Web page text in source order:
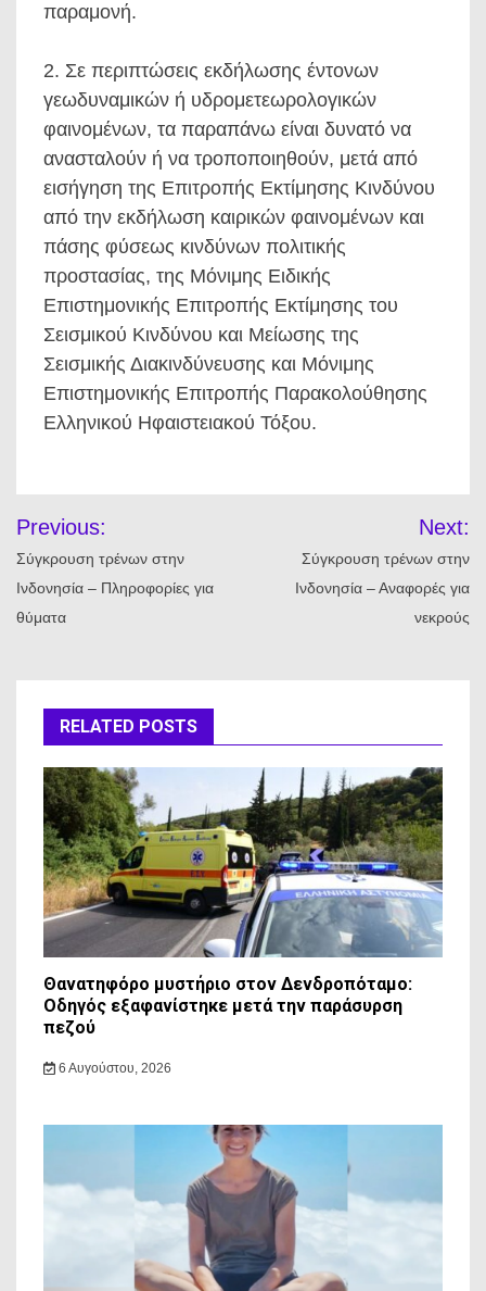
παραμονή.
2. Σε περιπτώσεις εκδήλωσης έντονων
γεωδυναμικών ή υδρομετεωρολογικών
φαινομένων, τα παραπάνω είναι δυνατό να
ανασταλούν ή να τροποποιηθούν, μετά από
εισήγηση της Επιτροπής Εκτίμησης Κινδύνου
από την εκδήλωση καιρικών φαινομένων και
πάσης φύσεως κινδύνων πολιτικής
προστασίας, της Μόνιμης Ειδικής
Επιστημονικής Επιτροπής Εκτίμησης του
Σεισμικού Κινδύνου και Μείωσης της
Σεισμικής Διακινδύνευσης και Μόνιμης
Επιστημονικής Επιτροπής Παρακολούθησης
Ελληνικού Ηφαιστειακού Τόξου.
άρθρων
Previous:
Σύγκρουση τρένων στην
Ινδονησία – Πληροφορίες για
θύματα
Next:
Σύγκρουση τρένων στην
Ινδονησία – Αναφορές για
νεκρούς
RELATED POSTS
Θανατηφόρο μυστήριο στον Δενδροπόταμο:
Οδηγός εξαφανίστηκε μετά την παράσυρση
πεζού
6 Αυγούστου, 2026